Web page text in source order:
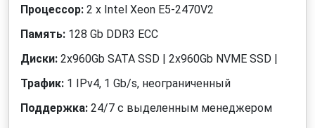
Процессор: 2 x Intel Xeon E5-2470V2
Память: 128 Gb DDR3 ECC
Диски: 2x960Gb SATA SSD | 2x960Gb NVME SSD |
Трафик: 1 IPv4, 1 Gb/s, неограниченный
Поддержка: 24/7 с выделенным менеджером